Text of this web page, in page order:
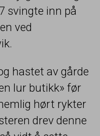
svingte inn på
ved
hastet av gårde
lur butikk» før
hørt rykter
drev denne